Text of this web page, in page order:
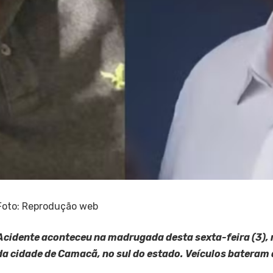
Reprodução web
aconteceu na madrugada desta sexta-feira (3),
cidade de Camacã, no sul do estado. Veículos bateram